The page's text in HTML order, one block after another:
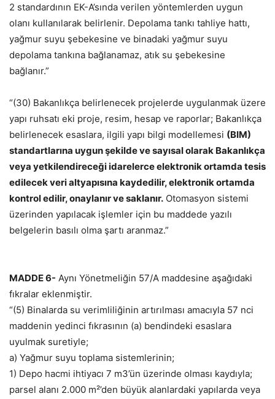
2 standardının EK-A’sında verilen yöntemlerden uygun
olanı kullanılarak belirlenir. Depolama tankı tahliye hattı,
yağmur suyu şebekesine ve binadaki yağmur suyu
depolama tankına bağlanamaz, atık su şebekesine
bağlanır.”
“(30) Bakanlıkça belirlenecek projelerde uygulanmak üzere
yapı ruhsatı eki proje, resim, hesap ve raporlar; Bakanlıkça
belirlenecek esaslara, ilgili yapı bilgi modellemesi (BIM)
standartlarına uygun şekilde ve sayısal olarak Bakanlıkça
veya yetkilendireceği idarelerce elektronik ortamda tesis
edilecek veri altyapısına kaydedilir, elektronik ortamda
kontrol edilir, onaylanır ve saklanır. Otomasyon sistemi
üzerinden yapılacak işlemler için bu maddede yazılı
belgelerin basılı olma şartı aranmaz.”
MADDE 6- Aynı Yönetmeliğin 57/A maddesine aşağıdaki
fıkralar eklenmiştir.
“(5) Binalarda su verimliliğinin artırılması amacıyla 57 nci
maddenin yedinci fıkrasının (a) bendindeki esaslara
uyulmak suretiyle;
a) Yağmur suyu toplama sistemlerinin;
1) Depo hacmi ihtiyacı 7 m3’ün üzerinde olması kaydıyla;
parsel alanı 2.000 m²’den büyük alanlardaki yapılarda veya